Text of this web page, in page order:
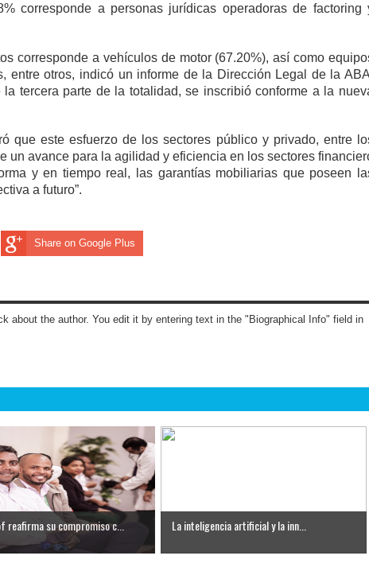
corresponde a personas jurídicas operadoras de factoring
corresponde a vehículos de motor (67.20%), así como
entre otros, indicó un informe de la Dirección Legal de la
tercera parte de la totalidad, se inscribió conforme a la
que este esfuerzo de los sectores público y privado, entre
un avance para la agilidad y eficiencia en los sectores
y en tiempo real, las garantías mobiliarias que poseen
a futuro”.
Share on Google Plus
about the author. You edit it by entering text in the "Biographical Info" field in
reafirma su compromiso c... La inteligencia artificial y la inn...